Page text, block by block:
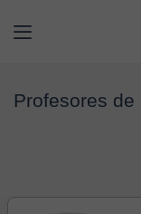
Profesores